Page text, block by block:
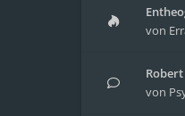
von
von